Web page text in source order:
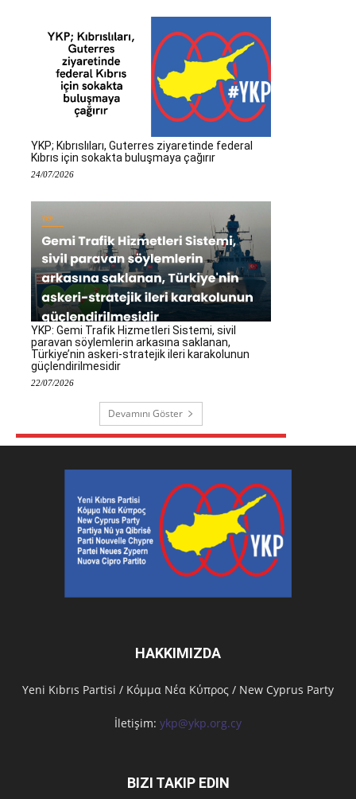
YKP; Kıbrıslıları, Guterres ziyaretinde federal
Kıbrıs için sokakta buluşmaya çağırır
24/07/2026
YKP: Gemi Trafik Hizmetleri Sistemi, sivil
paravan söylemlerin arkasına saklanan,
Türkiye’nin askeri-stratejik ileri karakolunun
güçlendirilmesidir
22/07/2026
Devamını Göster
HAKKIMIZDA
Υeni Kıbrıs Partisi / Κόμμα Νέα Κύπρος / New Cyprus Party
İletişim: ykp@ykp.org.cy
BIZI TAKIP EDIN